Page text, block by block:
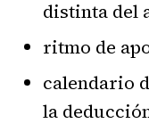
distinta del
ritmo de
calendario
la